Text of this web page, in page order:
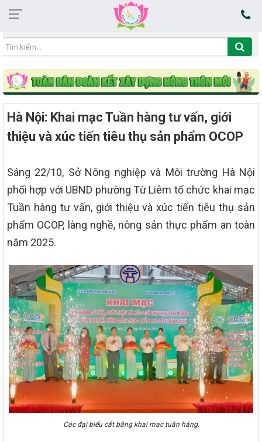
10:44:34 07/08/2026
Hà Nội: Khai mạc Tuần hàng tư vấn, giới
thiệu và xúc tiến tiêu thụ sản phẩm OCOP
Sáng 22/10, Sở Nông nghiệp và Môi trường Hà Nội
phối hợp với UBND phường Từ Liêm tổ chức khai mạc
Tuần hàng tư vấn, giới thiệu và xúc tiến tiêu thụ sản
phẩm OCOP, làng nghề, nông sản thực phẩm an toàn
năm 2025.
Các đại biểu cắt băng khai mạc tuần hàng.